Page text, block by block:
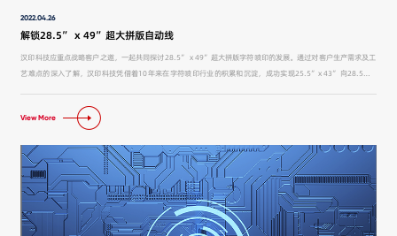
2022.04.26
解锁28.5” x 49”超大拼版自动线
汉印科技应重点战略客户之邀，一起共同探讨28.5” x 49”超大拼版字符喷印的发展。通过对客户生产需求及工
艺难点的深入了解，汉印科技凭借着10年来在字符喷印行业的积累和沉淀，成功实现25.5”x 43”向28.5” x
货，目前已投入生产中。
View More